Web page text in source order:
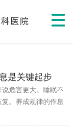
是关键起步
危害更大。睡眠不
。养成规律的作息
要从多个维度入
难打倒信心，因为